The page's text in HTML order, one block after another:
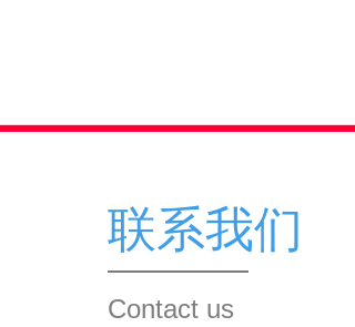
联系我们
Contact us